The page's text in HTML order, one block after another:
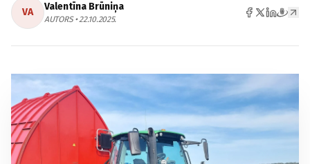
VA Valentīna Brūniņa
AUTORS • 22.10.2025.